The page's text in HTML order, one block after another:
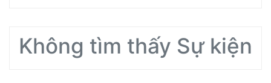
Không tìm thấy Sự kiện